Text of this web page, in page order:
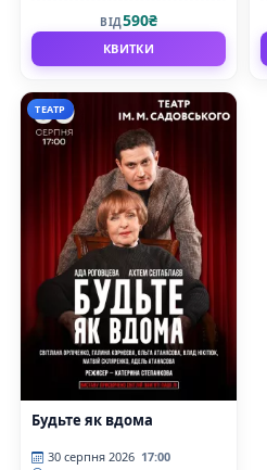
ВІД590₴
КВИТКИ
ТЕАТР
Будьте як вдома
30 серпня 2026 17:00